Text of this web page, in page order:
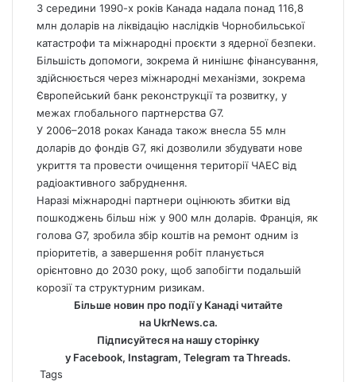
З середини 1990-х років Канада надала понад 116,8
млн доларів на ліквідацію наслідків Чорнобильської
катастрофи та міжнародні проєкти з ядерної безпеки.
Більшість допомоги, зокрема й нинішнє фінансування,
здійснюється через міжнародні механізми, зокрема
Європейський банк реконструкції та розвитку, у
межах глобального партнерства G7.
У 2006–2018 роках Канада також внесла 55 млн
доларів до фондів G7, які дозволили збудувати нове
укриття та провести очищення території ЧАЕС від
радіоактивного забруднення.
Наразі міжнародні партнери оцінюють збитки від
пошкоджень більш ніж у 900 млн доларів. Франція, як
голова G7, зробила збір коштів на ремонт одним із
пріоритетів, а завершення робіт планується
орієнтовно до 2030 року, щоб запобігти подальшій
корозії та структурним ризикам.
Більше новин про події у Канаді читайте
на UkrNews.ca.
Підписуйтеся на нашу сторінку
у Facebook, Instagram, Telegram таThreads.
Tags